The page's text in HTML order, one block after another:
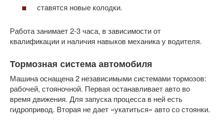
ставятся новые колодки.
Работа занимает 2-3 часа, в зависимости от
квалификации и наличия навыков механика у водителя.
Тормозная система автомобиля
Машина оснащена 2 независимыми системами тормозов:
рабочей, стояночной. Первая останавливает авто во
время движения. Для запуска процесса в ней есть
гидропривод. Вторая не дает «укатиться» авто со стоянки.